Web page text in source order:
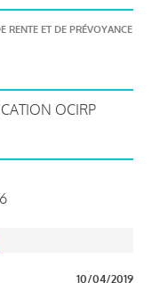
ET DE PRÉVOYANCE
OCIRP
10/04/2019